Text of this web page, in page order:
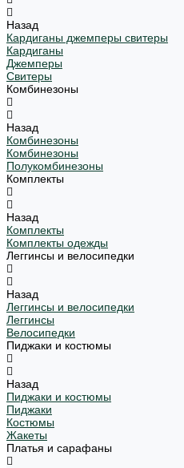
Назад
Кардиганы джемперы свитеры
Кардиганы
Джемперы
Свитеры
Комбинезоны
Назад
Комбинезоны
Комбинезоны
Полукомбинезоны
Комплекты
Назад
Комплекты
Комплекты одежды
Леггинсы и велосипедки
Назад
Леггинсы и велосипедки
Леггинсы
Велосипедки
Пиджаки и костюмы
Назад
Пиджаки и костюмы
Пиджаки
Костюмы
Жакеты
Платья и сарафаны